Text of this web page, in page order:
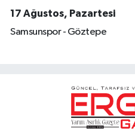
17 Ağustos, Pazartesi
Samsunspor - Göztepe